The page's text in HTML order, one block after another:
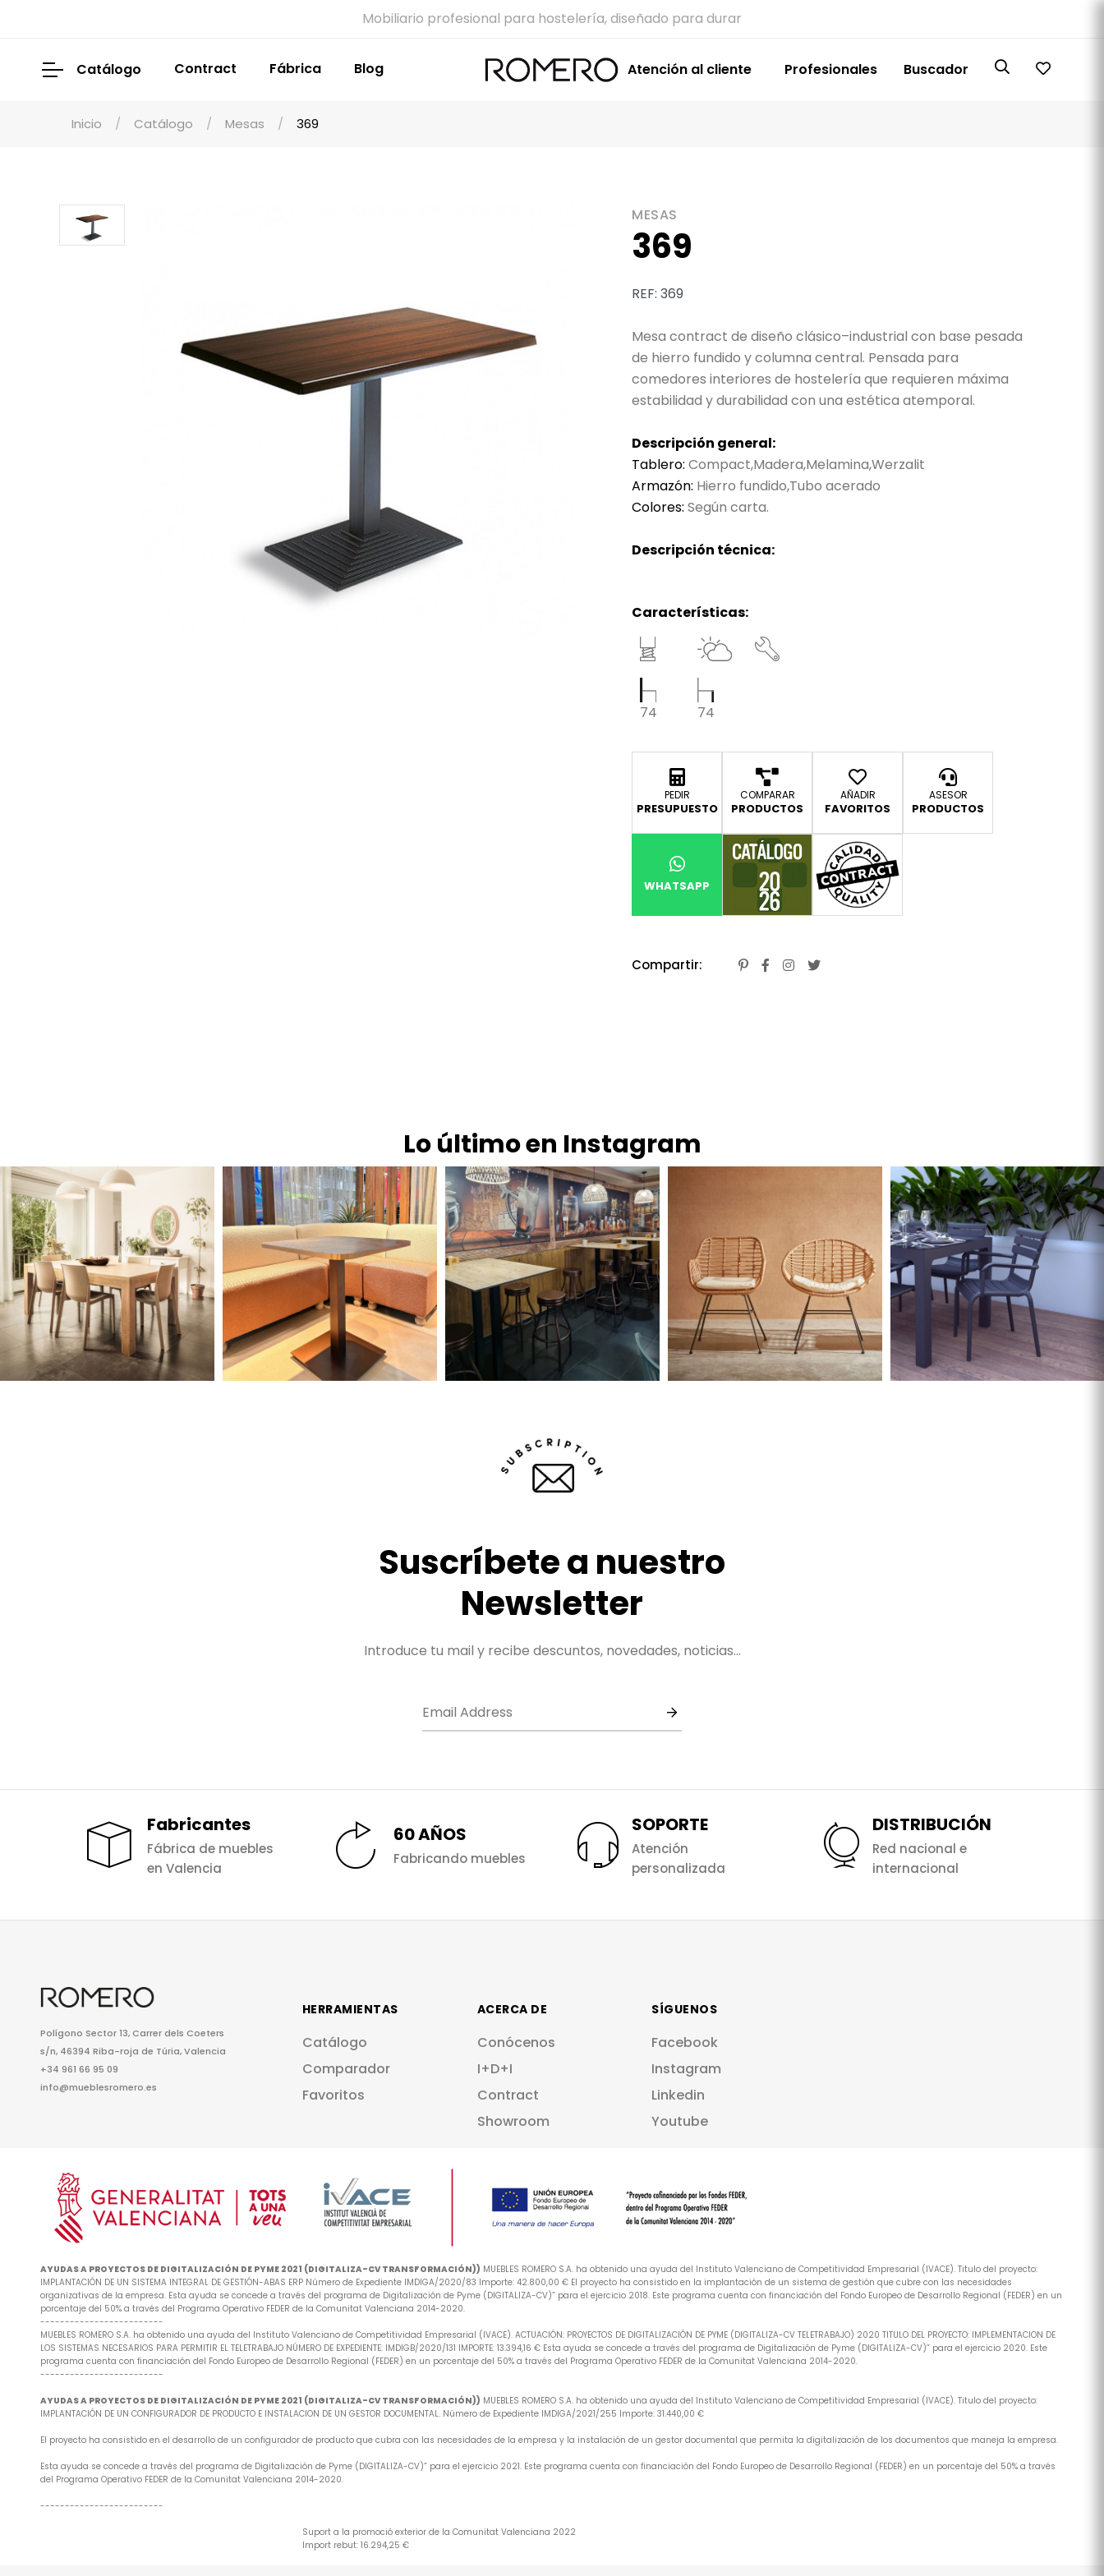
Mobiliario profesional para hostelería, diseñado para durar
Catálogo Contract Fábrica Blog Atención al cliente Profesionales Buscador
Inicio Catálogo Mesas 369
MESAS
369
REF: 369
Mesa contract de diseño clásico–industrial con base pesada
de hierro fundido y columna central. Pensada para
comedores interiores de hostelería que requieren máxima
estabilidad y durabilidad con una estética atemporal.
Descripción general:
Tablero: Compact,Madera,Melamina,Werzalit
Armazón: Hierro fundido,Tubo acerado
Colores: Según carta.
Descripción técnica:
Características:
74 74
PEDIR
PRESUPUESTO
COMPARAR
PRODUCTOS
AÑADIR
FAVORITOS
ASESOR
PRODUCTOS
WHATSAPP
Compartir:
Lo último en Instagram
Suscríbete a nuestro
Newsletter
Introduce tu mail y recibe descuntos, novedades, noticias...
Fabricantes
Fábrica de muebles
en Valencia
60 AÑOS
Fabricando muebles
SOPORTE
Atención
personalizada
DISTRIBUCIÓN
Red nacional e
internacional
Polígono Sector 13, Carrer dels Coeters
s/n, 46394 Riba-roja de Túria, Valencia
+34 961 66 95 09
info@mueblesromero.es
HERRAMIENTAS
Catálogo
Comparador
Favoritos
ACERCA DE
Conócenos
I+D+I
Contract
Showroom
SÍGUENOS
Facebook
Instagram
Linkedin
Youtube
AYUDAS A PROYECTOS DE DIGITALIZACIÓN DE PYME 2021 (DIGITALIZA-CV TRANSFORMACIÓN)) MUEBLES ROMERO S.A. ha obtenido una ayuda del Instituto Valenciano de Competitividad Empresarial (IVACE). Titulo del proyecto:
IMPLANTACIÓN DE UN SISTEMA INTEGRAL DE GESTIÓN-ABAS ERP Número de Expediente IMDIGA/2020/83 Importe: 42.800,00 € El proyecto ha consistido en la implantación de un sistema de gestión que cubre con las necesidades
organizativas de la empresa. Esta ayuda se concede a través del programa de Digitalización de Pyme (DIGITALIZA-CV)” para el ejercicio 2018. Este programa cuenta con financiación del Fondo Europeo de Desarrollo Regional (FEDER) en un
porcentaje del 50% a través del Programa Operativo FEDER de la Comunitat Valenciana 2014-2020.
-------------------------
MUEBLES ROMERO S.A. ha obtenido una ayuda del Instituto Valenciano de Competitividad Empresarial (IVACE). ACTUACIÓN: PROYECTOS DE DIGITALIZACIÓN DE PYME (DIGITALIZA-CV TELETRABAJO) 2020 TITULO DEL PROYECTO: IMPLEMENTACION DE
LOS SISTEMAS NECESARIOS PARA PERMITIR EL TELETRABAJO NÚMERO DE EXPEDIENTE: IMDIGB/2020/131 IMPORTE: 13.394,16 € Esta ayuda se concede a través del programa de Digitalización de Pyme (DIGITALIZA-CV)” para el ejercicio 2020. Este
programa cuenta con financiación del Fondo Europeo de Desarrollo Regional (FEDER) en un porcentaje del 50% a través del Programa Operativo FEDER de la Comunitat Valenciana 2014-2020.
-------------------------
AYUDAS A PROYECTOS DE DIGITALIZACIÓN DE PYME 2021 (DIGITALIZA-CV TRANSFORMACIÓN)) MUEBLES ROMERO S.A. ha obtenido una ayuda del Instituto Valenciano de Competitividad Empresarial (IVACE). Titulo del proyecto:
IMPLANTACIÓN DE UN CONFIGURADOR DE PRODUCTO E INSTALACION DE UN GESTOR DOCUMENTAL. Número de Expediente IMDIGA/2021/255 Importe: 31.440,00 €
El proyecto ha consistido en el desarrollo de un configurador de producto que cubra con las necesidades de la empresa y la instalación de un gestor documental que permita la digitalización de los documentos que maneja la empresa.
Esta ayuda se concede a través del programa de Digitalización de Pyme (DIGITALIZA-CV)” para el ejercicio 2021. Este programa cuenta con financiación del Fondo Europeo de Desarrollo Regional (FEDER) en un porcentaje del 50% a través
del Programa Operativo FEDER de la Comunitat Valenciana 2014-2020.
-------------------------
Suport a la promoció exterior de la Comunitat Valenciana 2022
Import rebut: 16.294,25 €